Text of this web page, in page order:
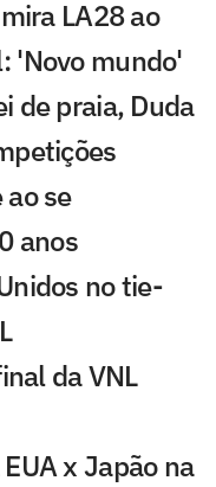
LA28 ao
'Novo mundo'
de praia, Duda
se
anos
no tie-
da VNL
x Japão na